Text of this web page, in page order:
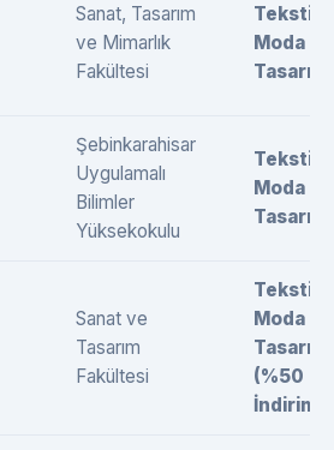
Sanat, Tasarım
ve Mimarlık
Fakültesi
Tekstil
Moda
Tasarımı
Şebinkarahisar
Uygulamalı
Bilimler
Yüksekokulu
Tekstil
Moda
Tasarımı
Sanat ve
Tasarım
Fakültesi
Tekstil
Moda
Tasarımı
(%50
İndirimli)